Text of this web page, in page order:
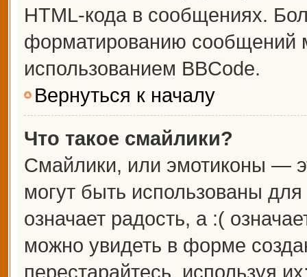
HTML-кода в сообщениях.
форматированию сообщений
использованием BBCode.
Вернуться к началу
Что такое смайлики?
Смайлики, или эмотиконы —
могут быть использованы
означает радость, а :(
можно увидеть в форме
перестарайтесь, используя